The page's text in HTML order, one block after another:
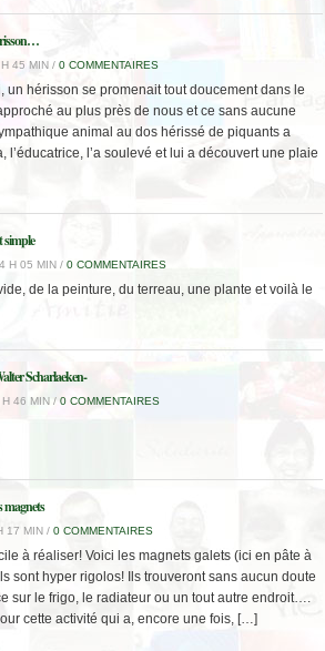
45 MIN / 0 COMMENTAIRES
un hérisson se promenait tout doucement dans le
au plus près de nous et ce sans aucune
animal au dos hérissé de piquants a
l’a soulevé et lui a découvert une plaie
H 05 MIN / 0 COMMENTAIRES
de la peinture, du terreau, une plante et voilà le
Scharlaeken-
46 MIN / 0 COMMENTAIRES
magnets
17 MIN / 0 COMMENTAIRES
à réaliser! Voici les magnets galets (ici en pâte à
sont hyper rigolos! Ils trouveront sans aucun doute
sur le frigo, le radiateur ou un tout autre endroit….
cette activité qui a, encore une fois, […]